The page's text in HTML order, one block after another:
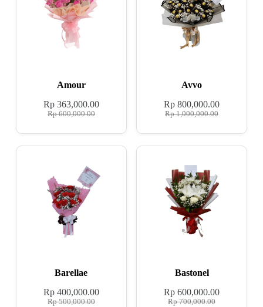
Amour
Rp600,000.00
Rp363,000.00
Avvo
Rp1,000,000.00
Rp 800,000.00
Barellae
Rp500,000.00
Rp400,000.00
Bastonel
Rp700,000.00
Rp 600,000.00